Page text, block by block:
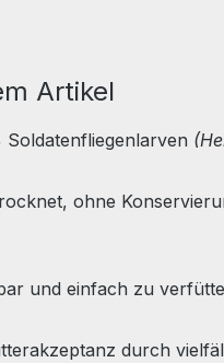
Artikel
Soldatenfliegenlarven
ohne
und einfach zu
durch